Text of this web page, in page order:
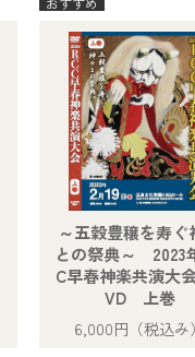
～五穀豊穣を寿ぐ
との祭典～ 2023
C早春神楽共演大
VD 上巻
6,000円 （税込み）